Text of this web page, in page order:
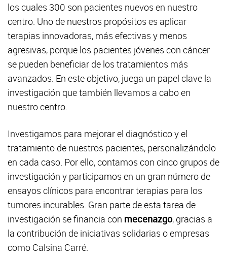
los cuales 300 son pacientes nuevos en nuestro
centro. Uno de nuestros propósitos es aplicar
terapias innovadoras, más efectivas y menos
agresivas, porque los pacientes jóvenes con cáncer
se pueden beneficiar de los tratamientos más
avanzados. En este objetivo, juega un papel clave la
investigación que también llevamos a cabo en
nuestro centro.
Investigamos para mejorar el diagnóstico y el
tratamiento de nuestros pacientes, personalizándolo
en cada caso. Por ello, contamos con cinco grupos de
investigación y participamos en un gran número de
ensayos clínicos para encontrar terapias para los
tumores incurables. Gran parte de esta tarea de
investigación se financia con mecenazgo, gracias a
la contribución de iniciativas solidarias o empresas
como Calsina Carré.